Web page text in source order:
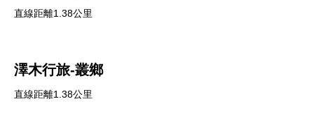
直線距離1.38公里
澤木行旅-叢鄉
直線距離1.38公里